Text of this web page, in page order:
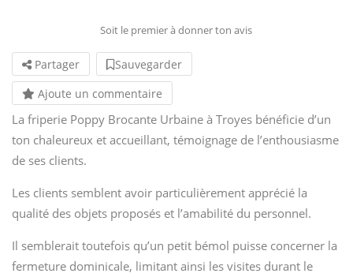
Soit le premier à donner ton avis
Partager
Sauvegarder
Ajoute un commentaire
La friperie Poppy Brocante Urbaine à Troyes bénéficie d’un
ton chaleureux et accueillant, témoignage de l’enthousiasme
de ses clients.
Les clients semblent avoir particulièrement apprécié la
qualité des objets proposés et l’amabilité du personnel.
Il semblerait toutefois qu’un petit bémol puisse concerner la
fermeture dominicale, limitant ainsi les visites durant le